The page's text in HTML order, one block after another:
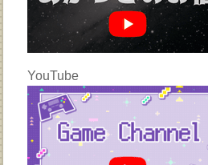
YouTube